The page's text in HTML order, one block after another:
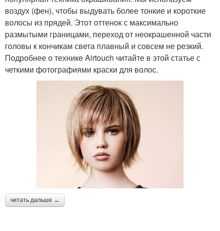
воздух (фен), чтобы выдувать более тонкие и короткие
волосы из прядей. Этот оттенок с максимально
размытыми границами, переход от неокрашенной части
головы к кончикам света плавный и совсем не резкий.
Подробнее о технике Airtouch читайте в этой статье с
четкими фотографиями краски для волос.
читать дальше →